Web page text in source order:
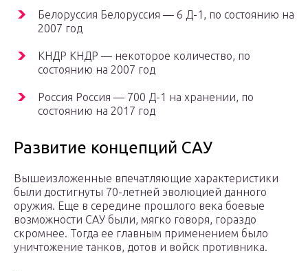
Белоруссия Белоруссия — 6 Д-1, по состоянию на
2007 год
КНДР КНДР — некоторое количество, по
состоянию на 2007 год
Россия Россия — 700 Д-1 на хранении, по
состоянию на 2017 год
Развитие концепций САУ
Вышеизложенные впечатляющие характеристики
были достигнуты 70-летней эволюцией данного
оружия. Еще в середине прошлого века боевые
возможности САУ были, мягко говоря, гораздо
скромнее. Тогда ее главным применением было
уничтожение танков, дотов и войск противника.